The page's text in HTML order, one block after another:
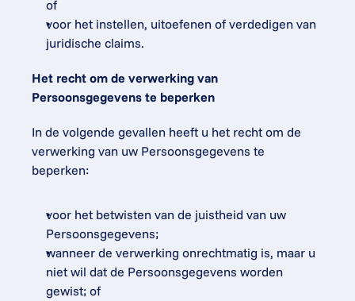
of
voor het instellen, uitoefenen of verdedigen van
juridische claims.
Het recht om de verwerking van
Persoonsgegevens te beperken
In de volgende gevallen heeft u het recht om de
verwerking van uw Persoonsgegevens te
beperken:
voor het betwisten van de juistheid van uw
Persoonsgegevens;
wanneer de verwerking onrechtmatig is, maar u
niet wil dat de Persoonsgegevens worden
gewist; of